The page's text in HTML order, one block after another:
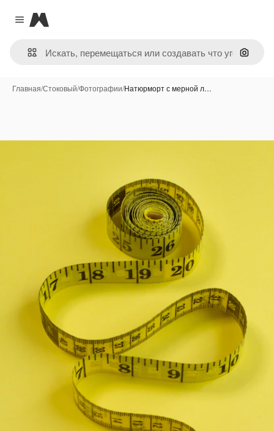
Close menu
Magnific
Поиск
Главная/Стоковый/Фотографии/Натюрморт с мерной л…